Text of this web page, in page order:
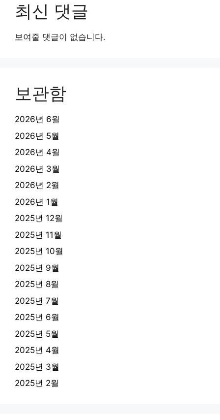
최신 댓글
보여줄 댓글이 없습니다.
보관함
2026년 6월
2026년 5월
2026년 4월
2026년 3월
2026년 2월
2026년 1월
2025년 12월
2025년 11월
2025년 10월
2025년 9월
2025년 8월
2025년 7월
2025년 6월
2025년 5월
2025년 4월
2025년 3월
2025년 2월